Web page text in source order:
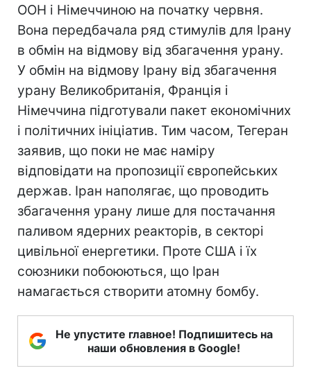
ООН і Німеччиною на початку червня.
Вона передбачала ряд стимулів для Ірану
в обмін на відмову від збагачення урану.
У обмін на відмову Ірану від збагачення
урану Великобританія, Франція і
Німеччина підготували пакет економічних
і політичних ініціатив. Тим часом, Тегеран
заявив, що поки не має наміру
відповідати на пропозиції європейських
держав. Іран наполягає, що проводить
збагачення урану лише для постачання
паливом ядерних реакторів, в секторі
цивільної енергетики. Проте США і їх
союзники побоюються, що Іран
намагається створити атомну бомбу.
Не упустите главное! Подпишитесь на
наши обновления в Google!